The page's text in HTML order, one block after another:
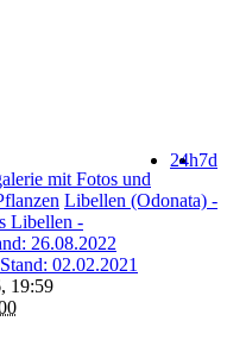
7d
24h
mit Fotos und
Libellen (Odonata) -
Libellen -
26.08.2022
02.02.2021
19:59